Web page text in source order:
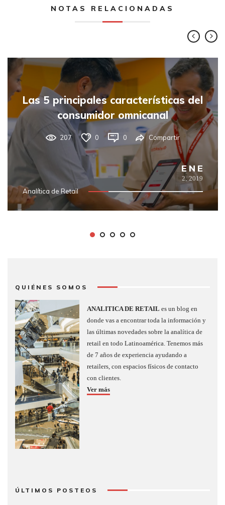
NOTAS RELACIONADAS
Las 5 principales características del
consumidor omnicanal
207 0 0 Compartir
ENE
2, 2019
Analítica de Retail
QUIÉNES SOMOS
ANALITICA DE RETAIL es un blog en
donde vas a encontrar toda la información y
las últimas novedades sobre la analítica de
retail en todo Latinoamérica. Tenemos más
de 7 años de experiencia ayudando a
retailers, con espacios físicos de contacto
con clientes.
Ver más
ÚLTIMOS POSTEOS